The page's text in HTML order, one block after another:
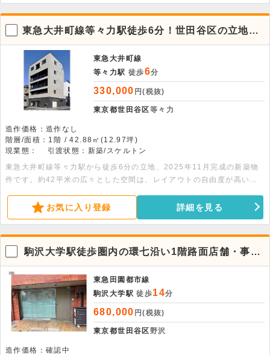
東急大井町線等々力駅徒歩6分！世田谷区の立地に
佇む1階店舗物件。
東急大井町線
等々力駅 徒歩6分
330,000 円(税抜)
東京都世田谷区等々力
造作価格：造作なし
階層/面積：1階 / 42.88㎡(12.97坪)
現業態：
引渡状態：新築/スケルトン
東急大井町線等々力駅から徒歩6分の立地、2025年11月完成の新築物
件です。約42平米の広々とした空間は、レイアウトの自由度が高いス
に柔軟に対応可能です。防犯カメラ完備の安心感も魅力。詳細につきま
してはお問い合わせください。
お気に入り登録 詳細を見る
駒沢大学駅徒歩圏内の環七沿い1階路面店舗・事務
所
東急田園都市線
駒沢大学駅 徒歩14分
680,000 円(税抜)
東京都世田谷区野沢
造作価格：確認中